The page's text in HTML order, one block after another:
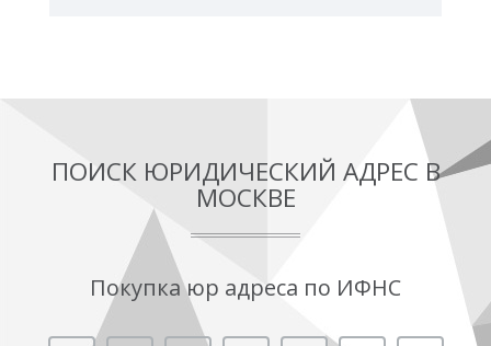
ПОИСК ЮРИДИЧЕСКИЙ АДРЕС В
МОСКВЕ
Покупка юр адреса по ИФНС